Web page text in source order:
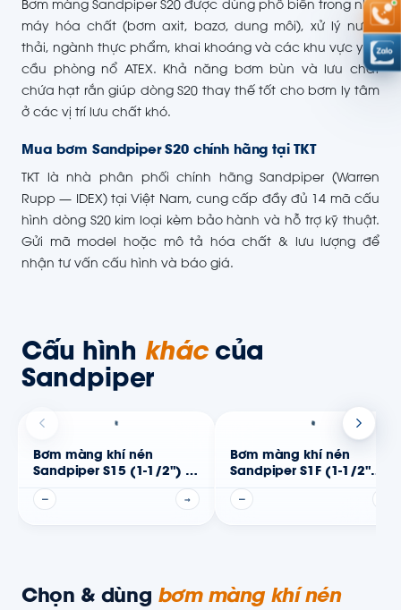
Bơm màng Sandpiper S20 được dùng phổ biến trong nhà
máy hóa chất (bơm axit, bazơ, dung môi), xử lý nước
thải, ngành thực phẩm, khai khoáng và các khu vực yêu
cầu phòng nổ ATEX. Khả năng bơm bùn và lưu chất
chứa hạt rắn giúp dòng S20 thay thế tốt cho bơm ly tâm
ở các vị trí lưu chất khó.
Mua bơm Sandpiper S20 chính hãng tại TKT
TKT là nhà phân phối chính hãng Sandpiper (Warren
Rupp — IDEX) tại Việt Nam, cung cấp đầy đủ 14 mã cấu
hình dòng S20 kim loại kèm bảo hành và hỗ trợ kỹ thuật.
Gửi mã model hoặc mô tả hóa chất & lưu lượng để
nhận tư vấn cấu hình và báo giá.
Cấu hình kháccủa
Sandpiper
Bơm màng khí nén
Sandpiper S15 (1-1/2") —
Thân kim loại
—
→
Bơm màng khí nén
Sandpiper S1F (1-1/2"
(van lật)) — Thân kim
loại
—
Chọn & dùng bơm màng khí nén